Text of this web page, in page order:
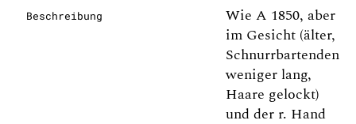
Beschreibung
Wie A 1850, aber
im Gesicht (älter,
Schnurrbartenden
weniger lang,
Haare gelockt)
und der r. Hand